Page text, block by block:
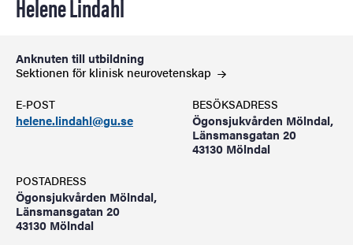
Anknuten till utbildning
Sektionen för klinisk neurovetenskap
E-POST
helene.lindahl@gu.se
BESÖKSADRESS
Ögonsjukvården Mölndal,
Länsmansgatan 20
43130 Mölndal
POSTADRESS
Ögonsjukvården Mölndal,
Länsmansgatan 20
43130 Mölndal